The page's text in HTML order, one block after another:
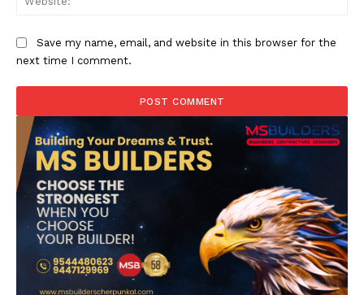
Save my name, email, and website in this browser for the
next time I comment.